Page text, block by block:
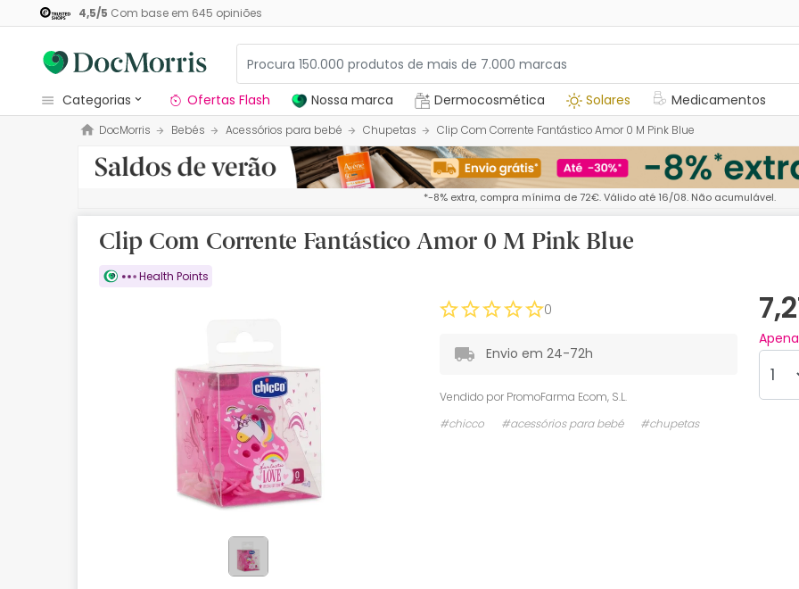
4,5/5 Com base em 645 opiniões
categorias
Dermocosmetica
Nossa marca
Medicamentos
Cosmética
Ofertas Flash Nossa marca Dermocosmética Solares Medicamentos
DocMorris Bebés Acessórios para bebé Chupetas Clip Com Corrente Fantástico Amor 0 M Pink Blue
*-8% extra, compra mínima de 72€. Válido até 16/08. Não acumulável.
Clip Com Corrente Fantástico Amor 0 M Pink Blue
Health Points
0
Envio em 24-72h
Vendido por PromoFarma Ecom, S.L.
#chicco
#acessórios para bebé #chupetas